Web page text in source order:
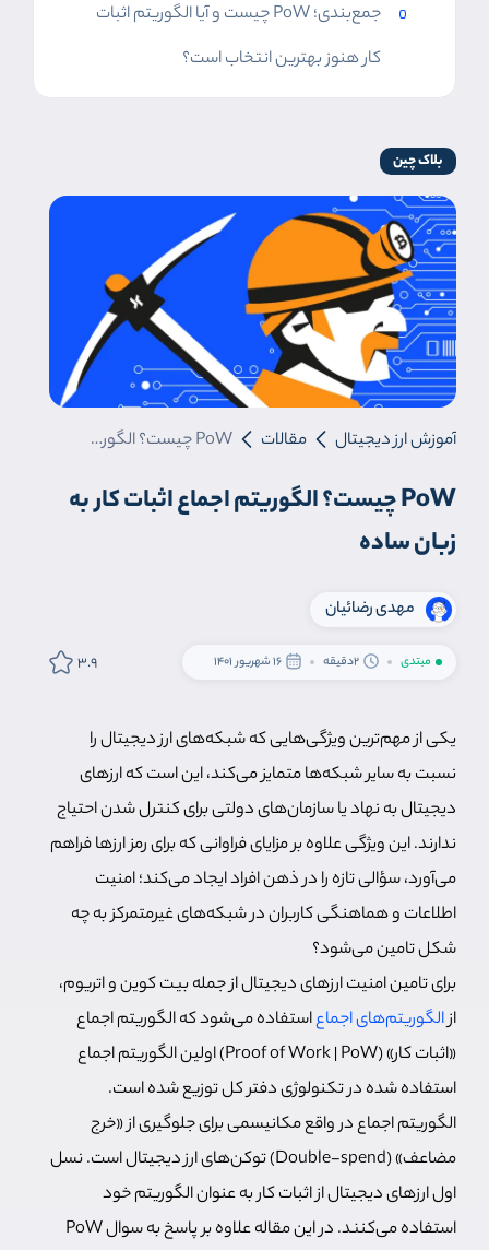
جمع‌بندی؛ PoW چیست و آیا الگوریتم اثبات
کار هنوز بهترین انتخاب است؟
بلاک چین
آموزش ارز دیجیتال مقالات PoW چیست؟ الگوریتم اجماع اثبات کار به زبان ساده
PoW چیست؟ الگوریتم اجماع اثبات کار به
زبان ساده
مهدی رضائیان
مبتدی 2دقیقه 16 شهریور 1401 3.9
یکی از مهم‌ترین ویژگی‌هایی که شبکه‌های ارز دیجیتال را
نسبت به سایر شبکه‌ها متمایز می‌کند،‌ این است که ارزهای
دیجیتال به نهاد یا سازمان‌های دولتی برای کنترل شدن احتیاج
ندارند. این ویژگی علاوه بر مزایای فراوانی که برای رمز ارزها فراهم
می‌آورد،‌ سؤالی تازه را در ذهن افراد ایجاد می‌کند؛ امنیت
اطلاعات و هماهنگی کاربران در شبکه‌های غیرمتمرکز به چه
شکل تامین می‌شود؟
برای تامین امنیت ارزهای دیجیتال از جمله بیت کوین و اتریوم،‌
ازالگوریتم‌های اجماعاستفاده می‌شود که الگوریتم اجماع
«اثبات کار» (Proof of Work | PoW) اولین الگوریتم اجماع
استفاده شده در تکنولوژی دفتر کل توزیع شده است.
الگوریتم اجماع در واقع مکانیسمی برای جلوگیری از «خرج
مضاعف» (Double-spend) توکن‌های ارز دیجیتال است. نسل
اول ارزهای دیجیتال از اثبات کار به عنوان الگوریتم خود
استفاده می‌کنند. در این مقاله علاوه بر پاسخ به سوال PoW